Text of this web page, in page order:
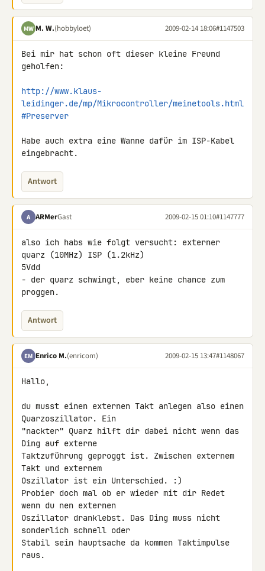
MW M. W.(hobbyloet) 2009-02-14 18:06#1147503
Bei mir hat schon oft dieser kleine Freund
geholfen:
http://www.klaus-
leidinger.de/mp/Mikrocontroller/meinetools.html
#Preserver
Habe auch extra eine Wanne dafür im ISP-Kabel
eingebracht.
Antwort
A ARMerGast 2009-02-15 01:10#1147777
also ich habs wie folgt versucht: externer
quarz (10MHz) ISP (1.2kHz)
5Vdd
- der quarz schwingt, eber keine chance zum
proggen.
Antwort
EM Enrico M.(enricom) 2009-02-15 13:47#1148067
Hallo,
du musst einen externen Takt anlegen also einen
Quarzoszillator. Ein
"nackter" Quarz hilft dir dabei nicht wenn das
Ding auf externe
Taktzuführung geproggt ist. Zwischen externem
Takt und externem
Oszillator ist ein Unterschied. :)
Probier doch mal ob er wieder mit dir Redet
wenn du nen externen
Oszillator dranklebst. Das Ding muss nicht
sonderlich schnell oder
Stabil sein hauptsache da kommen Taktimpulse
raus.